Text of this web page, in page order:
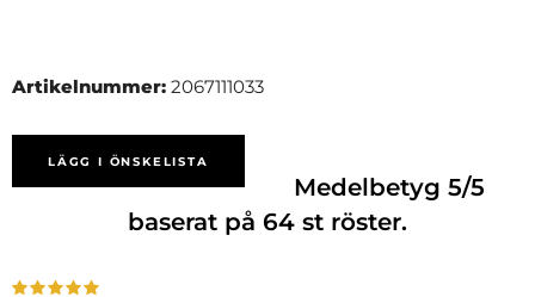
Artikelnummer: 2067111033
LÄGG I ÖNSKELISTA
Medelbetyg5/5
baserat på 64 st röster.